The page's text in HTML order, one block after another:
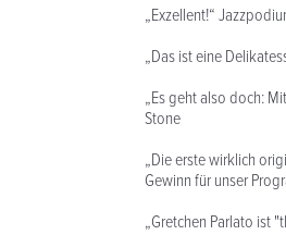
„Exzellent!“
„Das ist eine
„Es geht also doch:
Stone
„Die erste wirklich
Gewinn für unser
„Gretchen Parlato ist